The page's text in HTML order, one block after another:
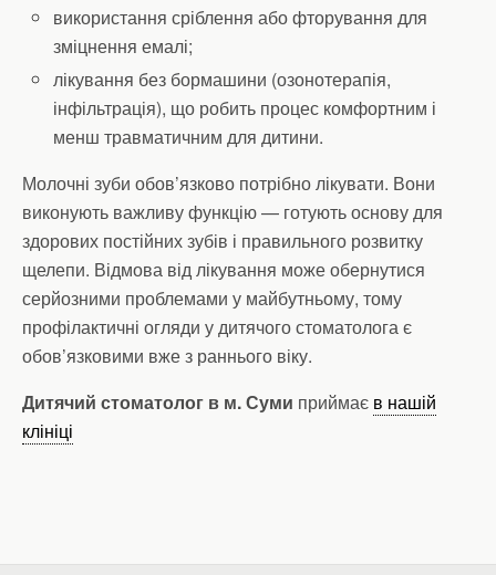
використання сріблення або фторування для
зміцнення емалі;
лікування без бормашини (озонотерапія,
інфільтрація), що робить процес комфортним і
менш травматичним для дитини.
Молочні зуби обов’язково потрібно лікувати. Вони
виконують важливу функцію — готують основу для
здорових постійних зубів і правильного розвитку
щелепи. Відмова від лікування може обернутися
серйозними проблемами у майбутньому, тому
профілактичні огляди у дитячого стоматолога є
обов’язковими вже з раннього віку.
Дитячий стоматолог в м. Суми приймає в нашій
клініці